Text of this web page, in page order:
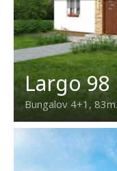
Largo 98
Bungalov 4+1,